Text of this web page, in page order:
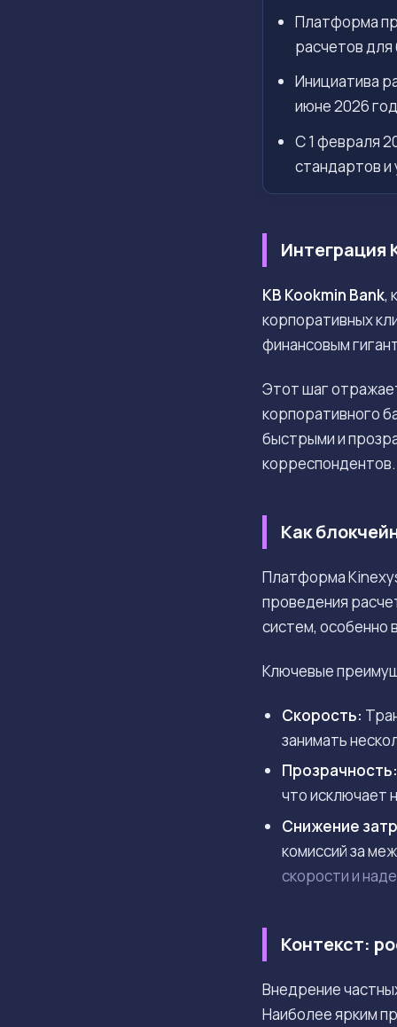
Платформа
расчетов для
Инициатива
июне 2026
С 1 февраля
стандартов
Интеграция
KB Kookmin Bank,
корпоративных
финансовым
Этот шаг
корпоративного
быстрыми и
корреспондентов.
Как
Платформа
проведения
систем,
Ключевые
Скорость:
занимать
Прозрачность:
что исключает
Снижение
комиссий за
скорости и
Контекст:
Внедрение
Наиболее ярким